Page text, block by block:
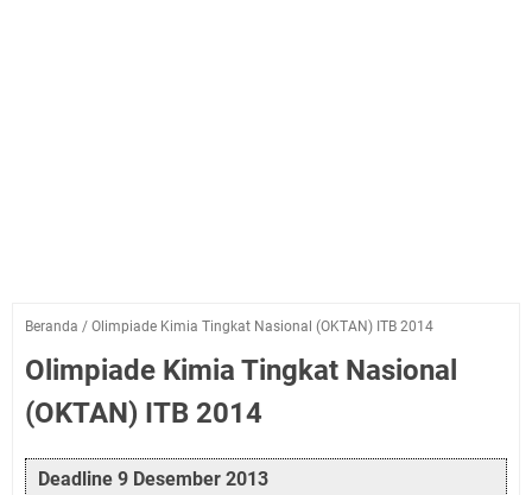
Beranda / Olimpiade Kimia Tingkat Nasional (OKTAN) ITB 2014
Olimpiade Kimia Tingkat Nasional
(OKTAN) ITB 2014
Deadline 9 Desember 2013